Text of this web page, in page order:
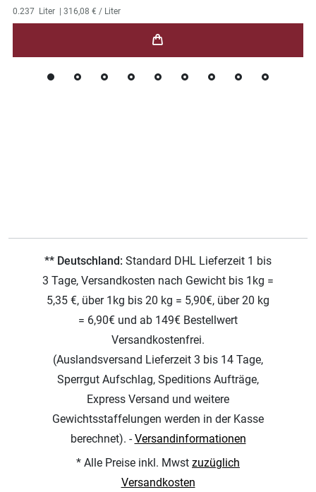
0.237 Liter | 316,08 € / Liter
** Deutschland: Standard DHL Lieferzeit 1 bis
3 Tage, Versandkosten nach Gewicht bis 1kg =
5,35 €, über 1kg bis 20 kg = 5,90€, über 20 kg
= 6,90€ und ab 149€ Bestellwert
Versandkostenfrei.
(Auslandsversand Lieferzeit 3 bis 14 Tage,
Sperrgut Aufschlag, Speditions Aufträge,
Express Versand und weitere
Gewichtsstaffelungen werden in der Kasse
berechnet). -Versandinformationen
* Alle Preise inkl. Mwst zuzüglich
Versandkosten